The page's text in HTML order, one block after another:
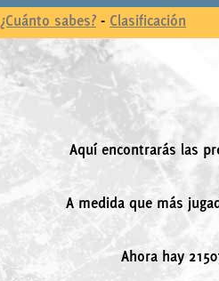
¿Cuánto sabes? - Clasificación
Aquí encontrarás las
A medida que más
Ahora hay